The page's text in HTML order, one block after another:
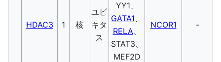
HDAC3 1 核
ユビ
キタ
ス
YY1、
GATA1、
RELA、
STAT3、
MEF2D
NCOR1 -